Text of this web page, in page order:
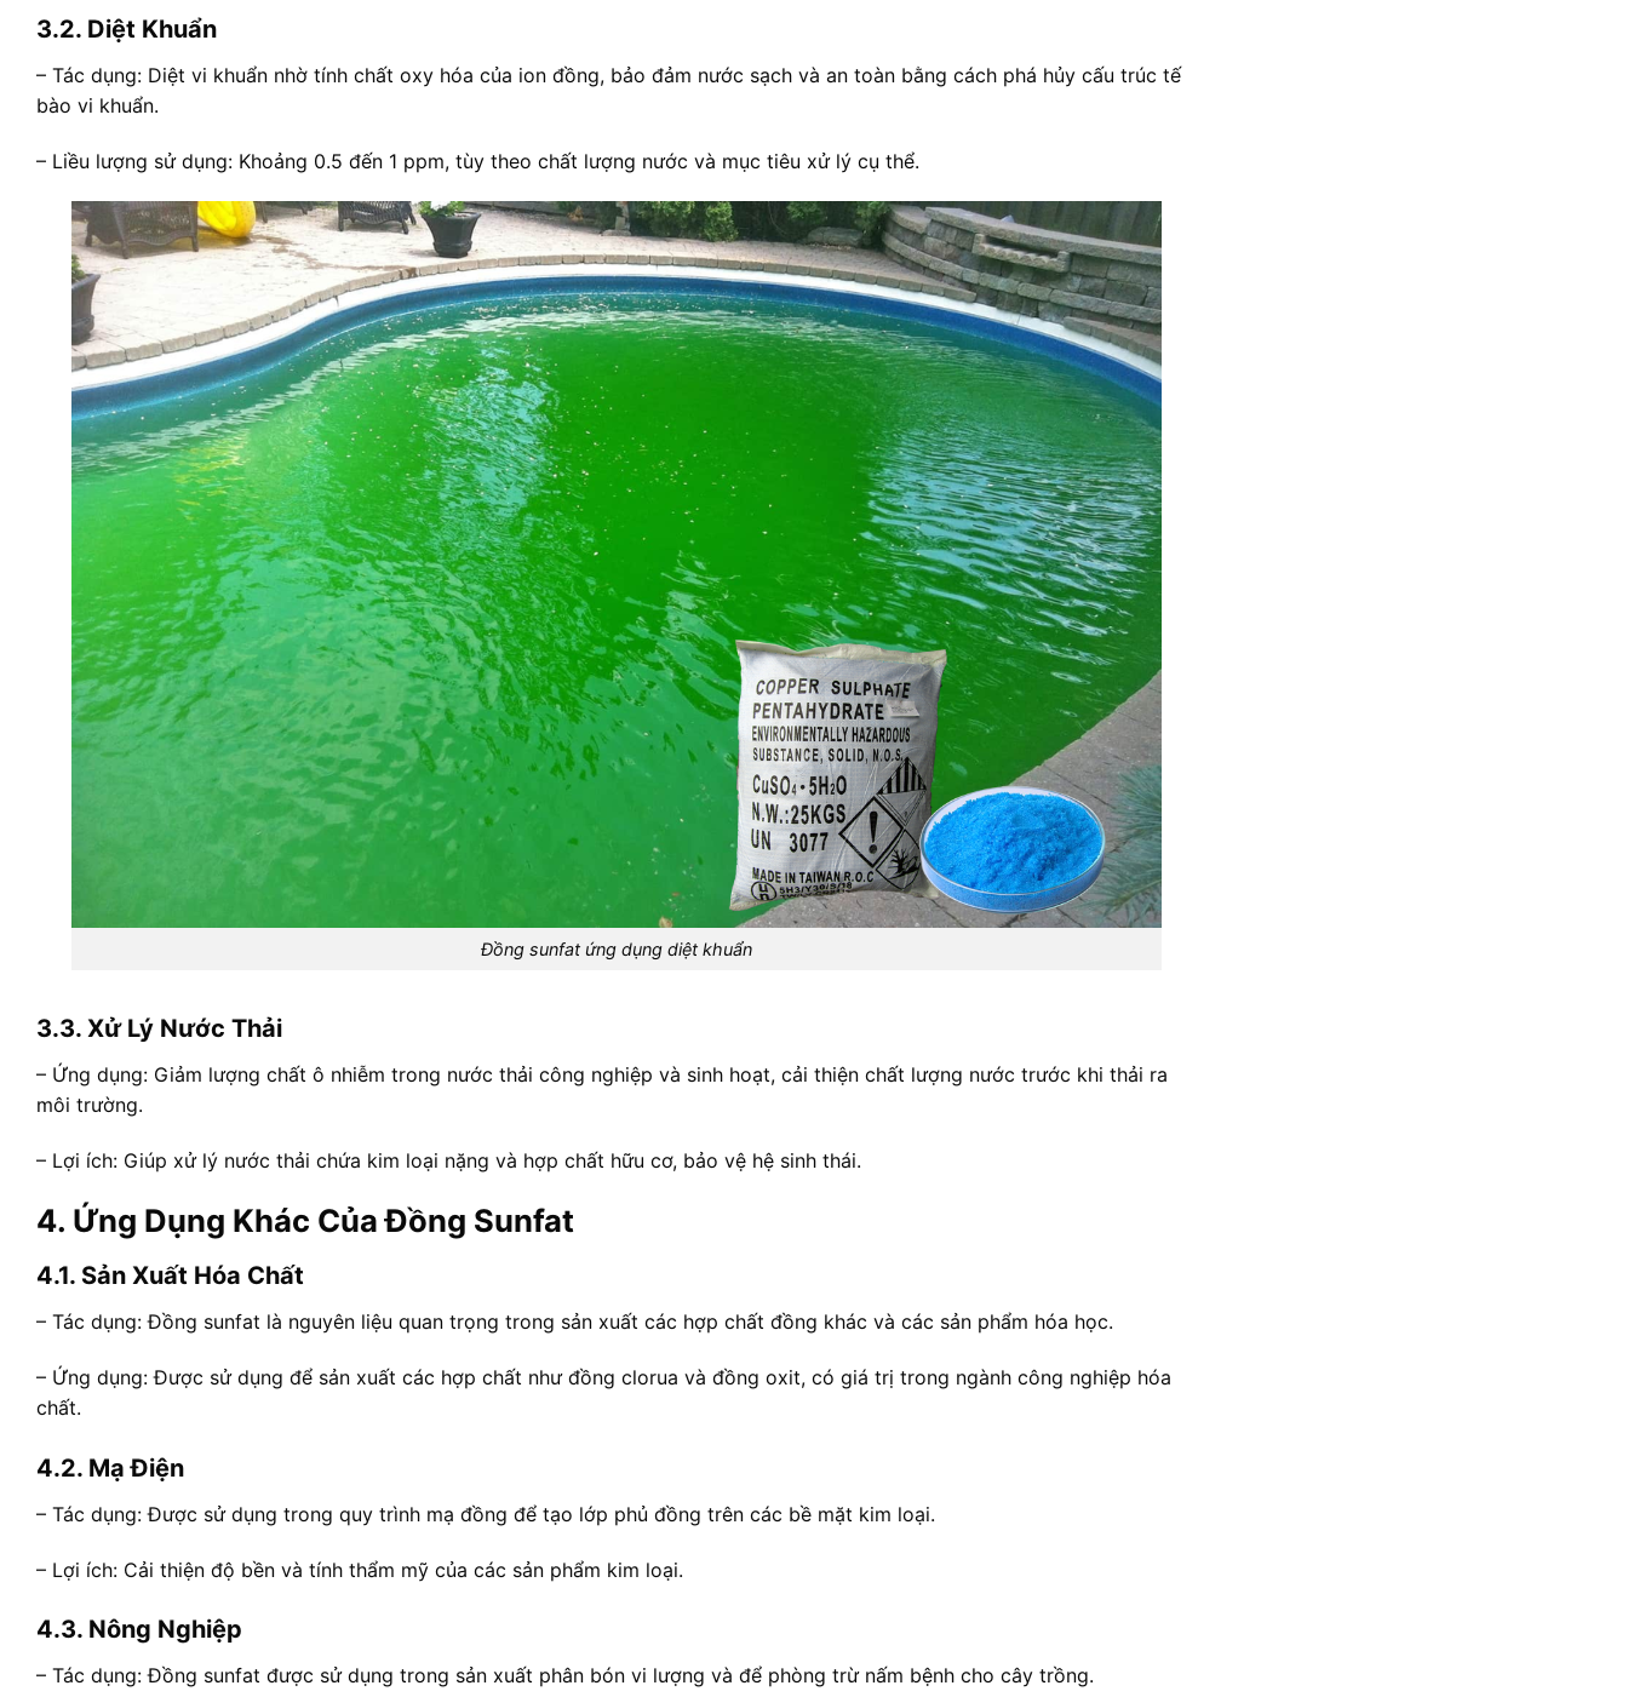
3.2. Diệt Khuẩn
– Tác dụng: Diệt vi khuẩn nhờ tính chất oxy hóa của ion đồng, bảo đảm nước sạch và an toàn bằng cách phá hủy cấu trúc tế
bào vi khuẩn.
– Liều lượng sử dụng: Khoảng 0.5 đến 1 ppm, tùy theo chất lượng nước và mục tiêu xử lý cụ thể.
Đồng sunfat ứng dụng diệt khuẩn
3.3. Xử Lý Nước Thải
– Ứng dụng: Giảm lượng chất ô nhiễm trong nước thải công nghiệp và sinh hoạt, cải thiện chất lượng nước trước khi thải ra
môi trường.
– Lợi ích: Giúp xử lý nước thải chứa kim loại nặng và hợp chất hữu cơ, bảo vệ hệ sinh thái.
4. Ứng Dụng Khác Của Đồng Sunfat
4.1. Sản Xuất Hóa Chất
– Tác dụng: Đồng sunfat là nguyên liệu quan trọng trong sản xuất các hợp chất đồng khác và các sản phẩm hóa học.
– Ứng dụng: Được sử dụng để sản xuất các hợp chất như đồng clorua và đồng oxit, có giá trị trong ngành công nghiệp hóa
chất.
4.2. Mạ Điện
– Tác dụng: Được sử dụng trong quy trình mạ đồng để tạo lớp phủ đồng trên các bề mặt kim loại.
– Lợi ích: Cải thiện độ bền và tính thẩm mỹ của các sản phẩm kim loại.
4.3. Nông Nghiệp
– Tác dụng: Đồng sunfat được sử dụng trong sản xuất phân bón vi lượng và để phòng trừ nấm bệnh cho cây trồng.